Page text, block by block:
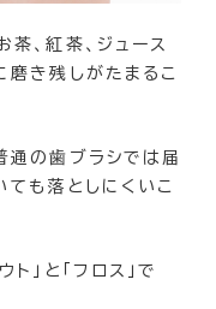
、紅茶、ジュース
磨き残しがたまるこ
通の歯ブラシでは届
も落としにくいこ
」と「フロス」で